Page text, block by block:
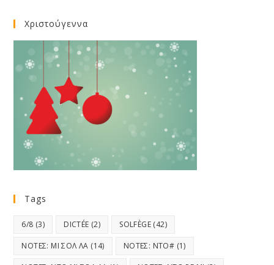
Χριστούγεννα
Tags
6/8 (3) DICTÉE (2) SOLFÈGE (42)
ΝΟΤΕΣ: ΜΙ ΣΟΛ ΛΑ (14) ΝΟΤΕΣ: ΝΤΟ# (1)